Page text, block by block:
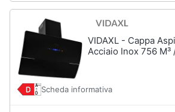
VIDAXL - Cappa
Acciaio Inox 756 M³
Scheda informativa